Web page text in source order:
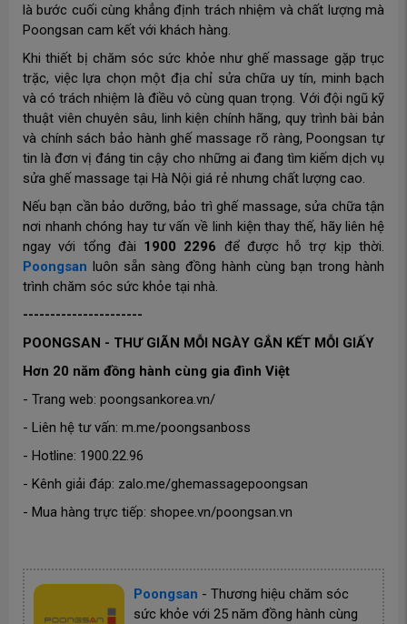
là bước cuối cùng khẳng định trách nhiệm và chất lượng mà
Poongsan cam kết với khách hàng.
Khi thiết bị chăm sóc sức khỏe như ghế massage gặp trục
trặc, việc lựa chọn một địa chỉ sửa chữa uy tín, minh bạch
và có trách nhiệm là điều vô cùng quan trọng. Với đội ngũ kỹ
thuật viên chuyên sâu, linh kiện chính hãng, quy trình bài bản
và chính sách bảo hành ghế massage rõ ràng, Poongsan tự
tin là đơn vị đáng tin cậy cho những ai đang tìm kiếm dịch vụ
sửa ghế massage tại Hà Nội giá rẻ nhưng chất lượng cao.
Nếu bạn cần bảo dưỡng, bảo trì ghế massage, sửa chữa tận
nơi nhanh chóng hay tư vấn về linh kiện thay thế, hãy liên hệ
ngay với tổng đài 1900 2296 để được hỗ trợ kịp thời.
Poongsan luôn sẵn sàng đồng hành cùng bạn trong hành
trình chăm sóc sức khỏe tại nhà.
----------------------
POONGSAN - THƯ GIÃN MỖI NGÀY GẮN KẾT MỖI GIẤY
Hơn 20 năm đồng hành cùng gia đình Việt
- Trang web: poongsankorea.vn/
- Liên hệ tư vấn: m.me/poongsanboss
- Hotline: 1900.22.96
- Kênh giải đáp: zalo.me/ghemassagepoongsan
- Mua hàng trực tiếp: shopee.vn/poongsan.vn
Poongsan - Thương hiệu chăm sóc
sức khỏe với 25 năm đồng hành cùng